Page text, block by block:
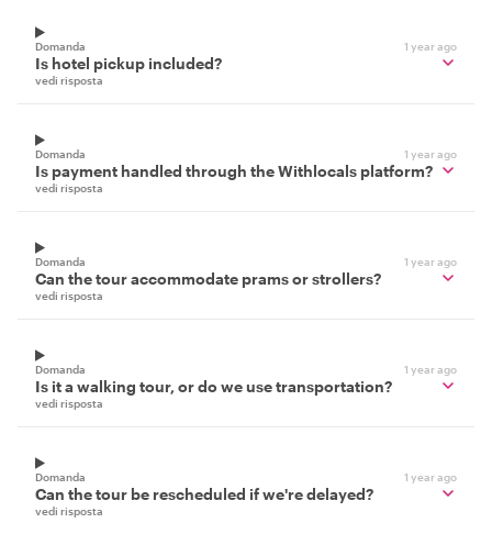
Domanda 1 year ago
Is hotel pickup included?
vedi risposta
Domanda 1 year ago
Is payment handled through the Withlocals platform?
vedi risposta
Domanda 1 year ago
Can the tour accommodate prams or strollers?
vedi risposta
Domanda 1 year ago
Is it a walking tour, or do we use transportation?
vedi risposta
Domanda 1 year ago
Can the tour be rescheduled if we're delayed?
vedi risposta